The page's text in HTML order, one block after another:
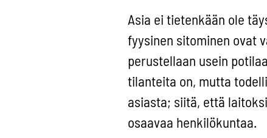
Asia ei tietenkään ole
fyysinen sitominen ovat
perustellaan usein
tilanteita on, mutta
asiasta; siitä, että
osaavaa henkilökuntaa.